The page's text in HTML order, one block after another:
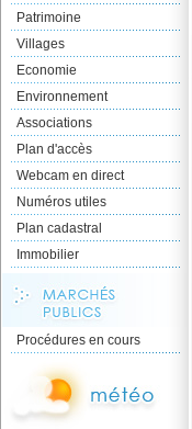
Patrimoine
Villages
Economie
Environnement
Associations
Plan d'accès
Webcam en direct
Numéros utiles
Plan cadastral
Immobilier
Procédures en cours